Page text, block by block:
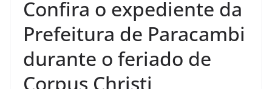
Confira o expediente da
Prefeitura de Paracambi
durante o feriado de
Corpus Christi